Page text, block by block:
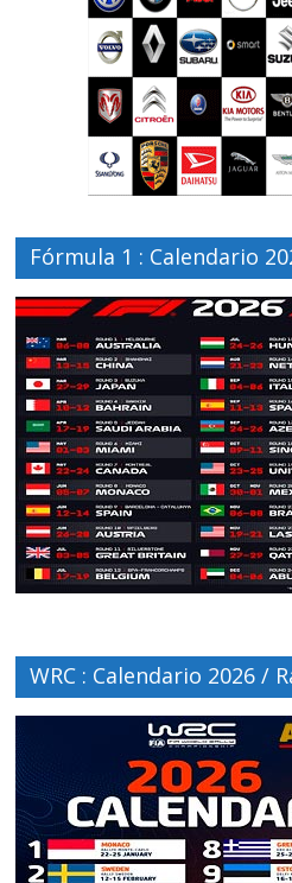
Fórmula 1 : Calendario
WRC : Calendario 2026 /